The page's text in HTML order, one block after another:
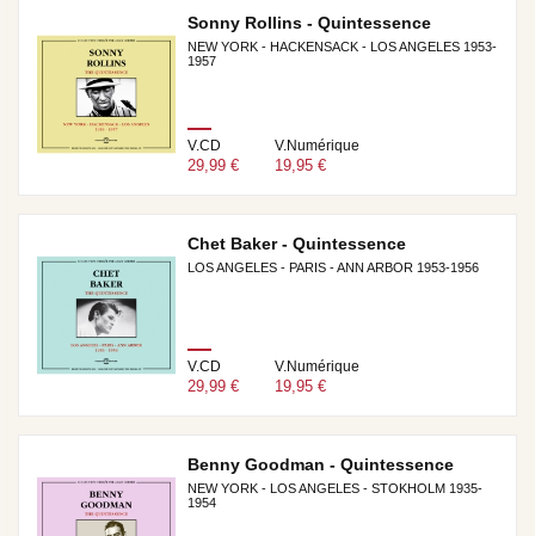
Sonny Rollins - Quintessence
NEW YORK - HACKENSACK - LOS ANGELES 1953-
1957
V.CD
29,99 €
V.Numérique
19,95 €
Chet Baker - Quintessence
LOS ANGELES - PARIS - ANN ARBOR 1953-1956
V.CD
29,99 €
V.Numérique
19,95 €
Benny Goodman - Quintessence
NEW YORK - LOS ANGELES - STOKHOLM 1935-
1954